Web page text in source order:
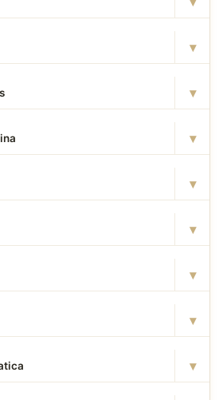
▾
▾
▾
▾
▾
▾
▾
▾